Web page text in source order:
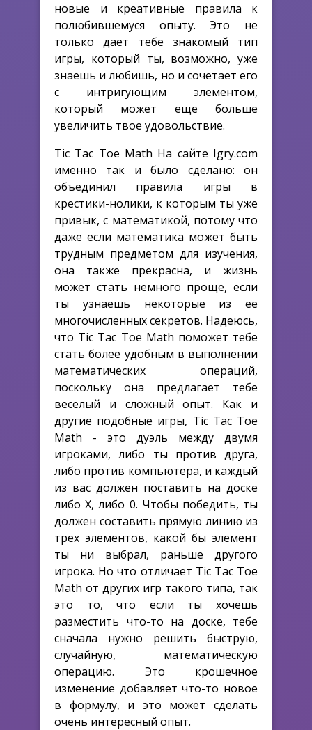
новые и креативные правила к
полюбившемуся опыту. Это не
только дает тебе знакомый тип
игры, который ты, возможно, уже
знаешь и любишь, но и сочетает его
с интригующим элементом,
который может еще больше
увеличить твое удовольствие.
Tic Tac Toe Math На сайте Igry.com
именно так и было сделано: он
объединил правила игры в
крестики-нолики, к которым ты уже
привык, с математикой, потому что
даже если математика может быть
трудным предметом для изучения,
она также прекрасна, и жизнь
может стать немного проще, если
ты узнаешь некоторые из ее
многочисленных секретов. Надеюсь,
что Tic Tac Toe Math поможет тебе
стать более удобным в выполнении
математических операций,
поскольку она предлагает тебе
веселый и сложный опыт. Как и
другие подобные игры, Tic Tac Toe
Math - это дуэль между двумя
игроками, либо ты против друга,
либо против компьютера, и каждый
из вас должен поставить на доске
либо X, либо 0. Чтобы победить, ты
должен составить прямую линию из
трех элементов, какой бы элемент
ты ни выбрал, раньше другого
игрока. Но что отличает Tic Tac Toe
Math от других игр такого типа, так
это то, что если ты хочешь
разместить что-то на доске, тебе
сначала нужно решить быструю,
случайную, математическую
операцию. Это крошечное
изменение добавляет что-то новое
в формулу, и это может сделать
очень интересный опыт.